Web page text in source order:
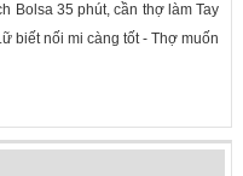
Bolsa 35 phút, cần thợ làm Tay
biết nối mi càng tốt - Thợ muốn